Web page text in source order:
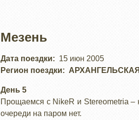
Мезень
Дата поездки
15 июн 2005
Регион поездки
День 5
Прощаемся с NikeR и Stereometria –
очереди на паром нет.